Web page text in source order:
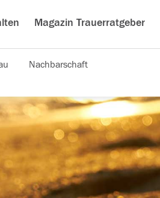
Magazin Trauerratgeber
Nachbarschaft